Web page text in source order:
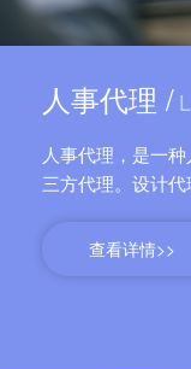
人事代理 /
人事代理，是一
三方代理。设计
查看详情>>